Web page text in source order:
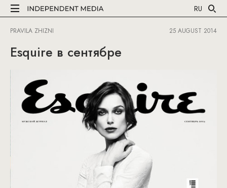
RU
PRAVILA ZHIZNI 25 AUGUST 2014
Esquire в сентябре